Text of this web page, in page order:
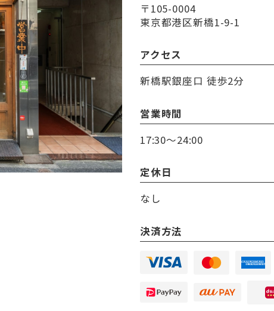
〒105-0004
東京都港区新橋1-9-1
アクセス
新橋駅銀座口 徒歩2分
営業時間
17:30～24:00
定休日
なし
決済方法